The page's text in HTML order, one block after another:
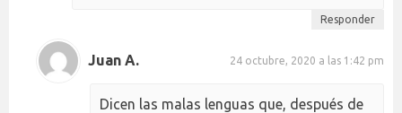
Responder
Juan A. 24 octubre, 2020 a las 1:42 pm
Dicen las malas lenguas que, después de